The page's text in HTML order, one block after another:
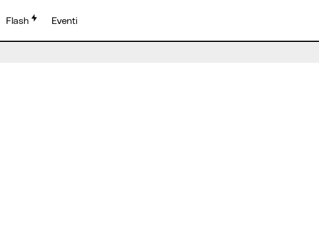
Flash Eventi